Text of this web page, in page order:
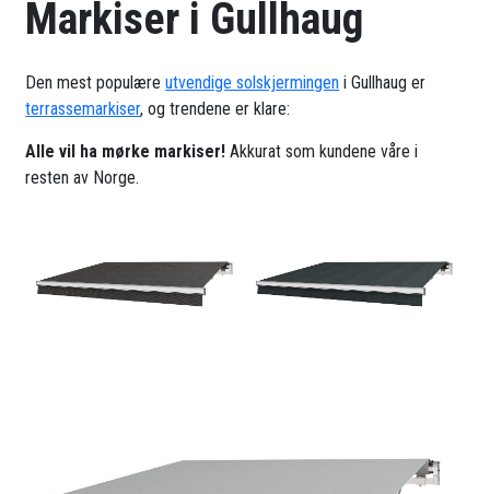
Markiser i Gullhaug
Den mest populæreutvendige solskjermingen i Gullhaug er
terrassemarkiser, og trendene er klare:
Alle vil ha mørke markiser! Akkurat som kundene våre i
resten av Norge.